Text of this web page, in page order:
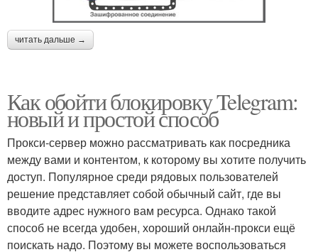
читать дальше →
Как обойти блокировку Telegram:
новый и простой способ
Прокси-сервер можно рассматривать как посредника
между вами и контентом, к которому вы хотите получить
доступ. Популярное среди рядовых пользователей
решение представляет собой обычный сайт, где вы
вводите адрес нужного вам ресурса. Однако такой
способ не всегда удобен, хороший онлайн-прокси ещё
поискать надо. Поэтому вы можете воспользоваться